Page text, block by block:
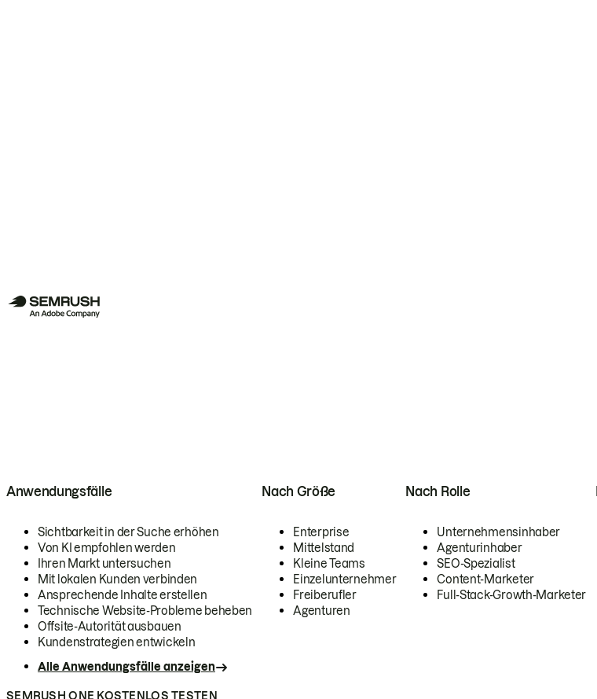
Anwendungsfälle
Sichtbarkeit in der Suche erhöhen
Von KI empfohlen werden
Ihren Markt untersuchen
Mit lokalen Kunden verbinden
Ansprechende Inhalte erstellen
Technische Website-Probleme beheben
Offsite-Autorität ausbauen
Kundenstrategien entwickeln
Alle Anwendungsfälle anzeigen
Nach Größe
Enterprise
Mittelstand
Kleine Teams
Einzelunternehmer
Freiberufler
Agenturen
Nach Rolle
Unternehmensinhaber
Agenturinhaber
SEO-Spezialist
Content-Marketer
Full-Stack-Growth-Marketer
SEMRUSH ONE KOSTENLOS TESTEN